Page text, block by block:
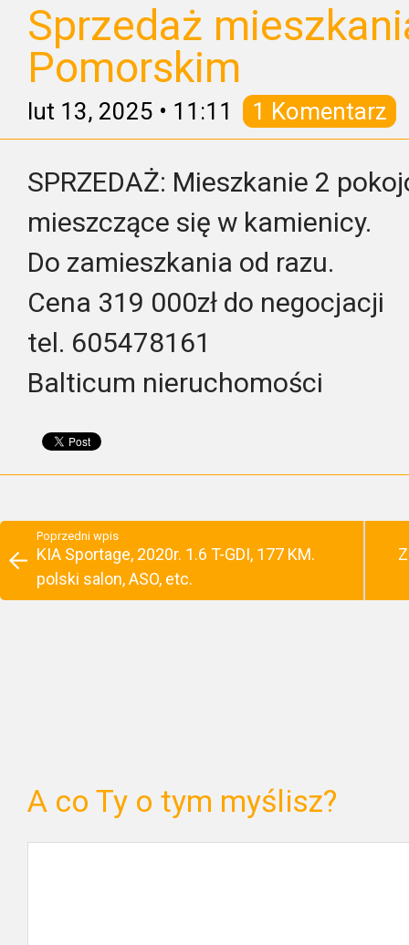
Sprzedaż
Pomorskim
lut 13, 2025 • 11:11 1 Komentarz
SPRZEDAŻ: Mieszkanie 2
mieszczące się w kamienicy.
Do zamieszkania od razu.
Cena 319 000zł do negocjacji
tel. 605478161
Balticum nieruchomości
Poprzedni wpis
KIA Sportage, 2020r. 1.6 T-GDI, 177 KM.
polski salon, ASO, etc.
A co Ty o tym myślisz?